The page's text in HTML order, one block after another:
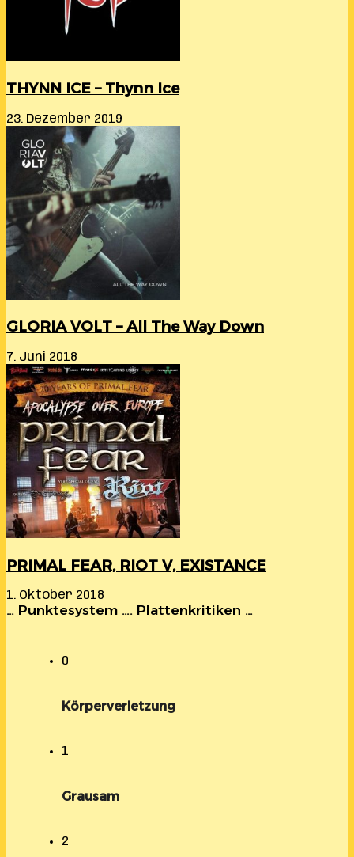
THYNN ICE – Thynn Ice
23. Dezember 2019
GLORIA VOLT – All The Way Down
7. Juni 2018
PRIMAL FEAR, RIOT V, EXISTANCE
1. Oktober 2018
… Punktesystem …. Plattenkritiken …
0
Körperverletzung
1
Grausam
2